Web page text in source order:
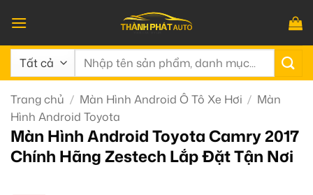
qua
nội
dung
Tìm
Trang chủ / Màn Hình Android Ô Tô Xe Hơi / Màn
Hình Android Toyota
Màn Hình Android Toyota Camry 2017
Chính Hãng Zestech Lắp Đặt Tận Nơi